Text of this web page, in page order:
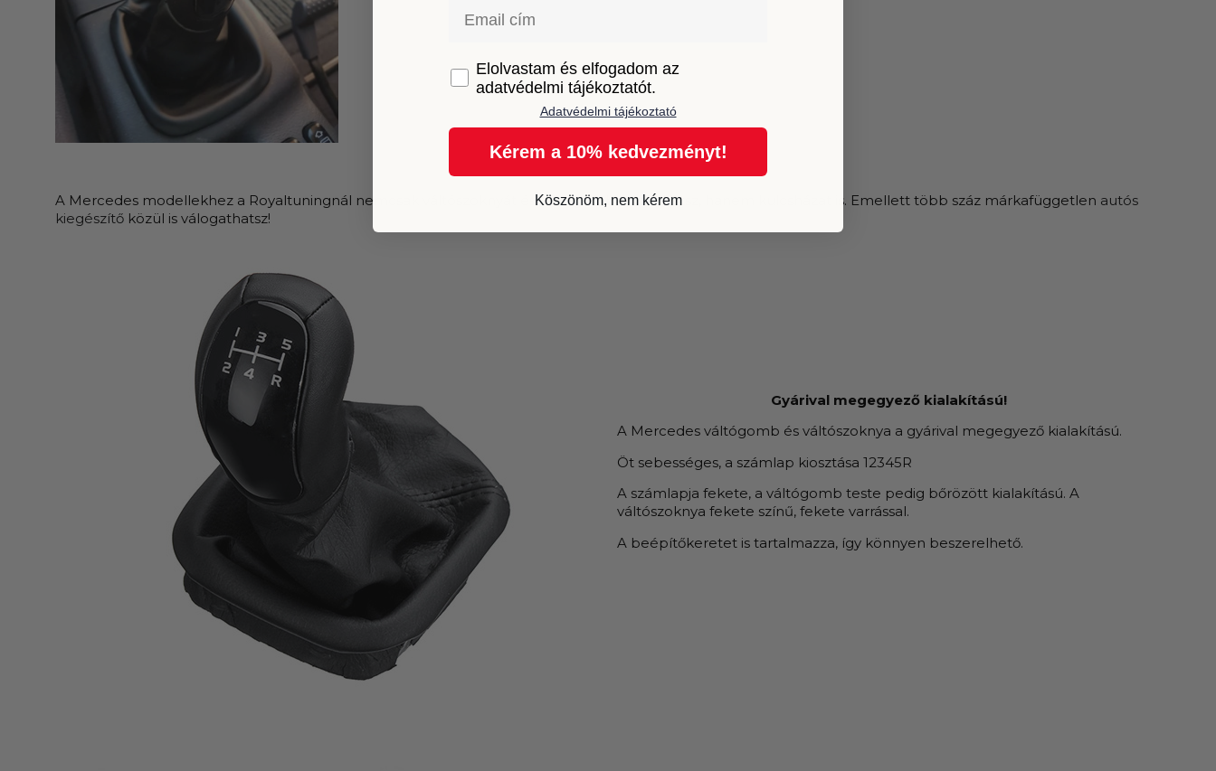
A Mercedes modellekhez a Royaltuningnál nemcsak váltószoknyát és váltógombottalálhatsz, hanem is. Emellett több száz márkafüggetlen autós
kiegészítő közül is válogathatsz!
Gyárival megegyező kialakítású!
A Mercedes váltógomb és váltószoknya a gyárival megegyező kialakítású.
Öt sebességes, a számlap kiosztása 12345R
A számlapja fekete, a váltógomb teste pedig bőrözött kialakítású. A
váltószoknya fekete színű, fekete varrással.
A beépítőkeretet is tartalmazza, így könnyen beszerelhető.
GDPRElolvastam és elfogadom az
adatvédelmi tájékoztatót.
Adatvédelmi tájékoztató
Kérem a 10% kedvezményt!
Köszönöm, nem kérem